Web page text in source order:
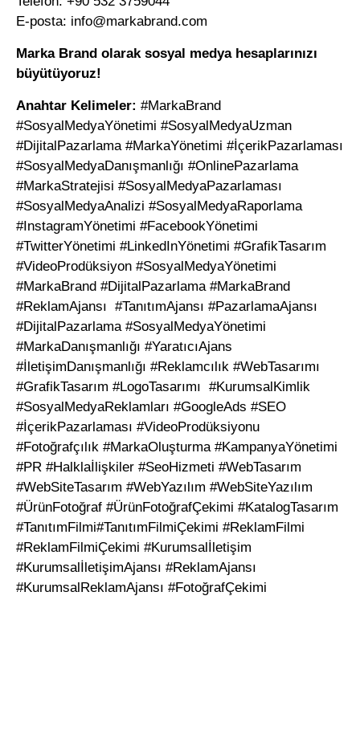
E-posta: info@markabrand.com
Marka Brand olarak sosyal medya hesaplarınızı
büyütüyoruz!
Anahtar Kelimeler: #MarkaBrand
#SosyalMedyaYönetimi #SosyalMedyaUzman
#DijitalPazarlama #MarkaYönetimi #İçerikPazarlaması
#SosyalMedyaDanışmanlığı #OnlinePazarlama
#MarkaStratejisi #SosyalMedyaPazarlaması
#SosyalMedyaAnalizi #SosyalMedyaRaporlama
#InstagramYönetimi #FacebookYönetimi
#TwitterYönetimi #LinkedInYönetimi #GrafikTasarım
#VideoProdüksiyon #SosyalMedyaYönetimi
#MarkaBrand #DijitalPazarlama #MarkaBrand
#ReklamAjansı #TanıtımAjansı #PazarlamaAjansı
#DijitalPazarlama #SosyalMedyaYönetimi
#MarkaDanışmanlığı #YaratıcıAjans
#İletişimDanışmanlığı #Reklamcılık #WebTasarımı
#GrafikTasarım #LogoTasarımı #KurumsalKimlik
#SosyalMedyaReklamları #GoogleAds #SEO
#İçerikPazarlaması #VideoProdüksiyonu
#Fotoğrafçılık #MarkaOluşturma #KampanyaYönetimi
#PR #Halklaİlişkiler #SeoHizmeti #WebTasarım
#WebSiteTasarım #WebYazılım #WebSiteYazılım
#ÜrünFotoğraf #ÜrünFotoğrafÇekimi #KatalogTasarım
#TanıtımFilmi#TanıtımFilmiÇekimi #ReklamFilmi
#ReklamFilmiÇekimi #Kurumsalİletişim
#KurumsalİletişimAjansı #ReklamAjansı
#KurumsalReklamAjansı #FotoğrafÇekimi